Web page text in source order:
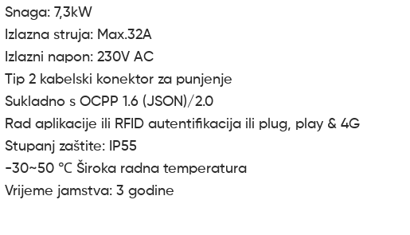
Snaga: 7,3kW
Izlazna struja: Max.32A
Izlazni napon: 230V AC
Tip 2 kabelski konektor za punjenje
Sukladno s OCPP 1.6 (JSON)/2.0
Rad aplikacije ili RFID autentifikacija ili plug, play & 4G
Stupanj zaštite: IP55
-30~50 ℃ Široka radna temperatura
Vrijeme jamstva: 3 godine